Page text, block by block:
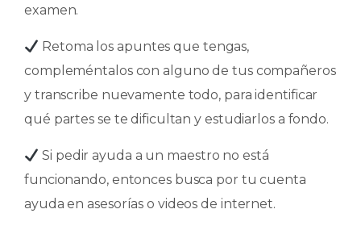
examen.
Retoma los apuntes que tengas,
compleméntalos con alguno de tus compañeros
y transcribe nuevamente todo, para identificar
qué partes se te dificultan y estudiarlos a fondo.
Si pedir ayuda a un maestro no está
funcionando, entonces busca por tu cuenta
ayuda en asesorías o videos de internet.